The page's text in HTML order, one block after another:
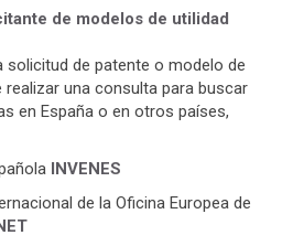
de modelos de utilidad
solicitud de patente o modelo de
realizar una consulta para buscar
en España o en otros países,
INVENES
de la Oficina Europea de